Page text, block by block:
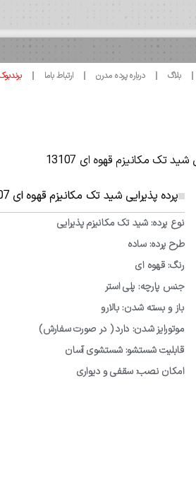
بلاگ درباره پرده مدرن ارتباط باما
تک مکانیزم قهوه ای 13107
پرده پذیرایی شید تک مکانیزم قهوه ای 13107
نوع پرده: شید تک مکانیزم پذیرایی
طرح پرده: ساده
رنگ: قهوه ای
جنس پارچه: پلی استر
باز و بسته شدن: بالارو
موتورایز شدن: دارد ( در صورت سفارش)
قابلیت شستشو: شستشوی آسان
امکان نصب: سقفی و دیواری